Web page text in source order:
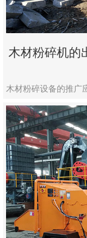
木材粉碎机的
木材粉碎设备的推广